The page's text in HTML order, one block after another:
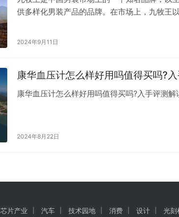
供多样化男装产品的品牌。在市场上，九牧王
普遍被认为具有以下特点： 1. 质量上乘：许多
2024年9月11日
康华血压计怎么样好用吗值得买吗?
康华血压计怎么样好用吗值得买吗?入手评测解
2024年8月22日
芯片产业 汽车 技术园地 消费 设计 光刻